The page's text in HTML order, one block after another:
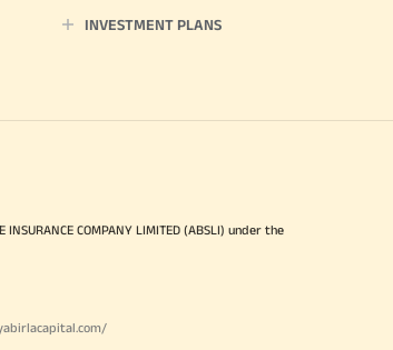
INVESTMENT PLANS
COMPANY LIMITED (ABSLI) under the